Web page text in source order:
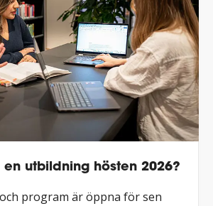
utbildning hösten 2026?
program är öppna för sen